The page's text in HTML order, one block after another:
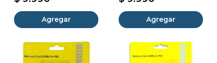
Agregar Agregar